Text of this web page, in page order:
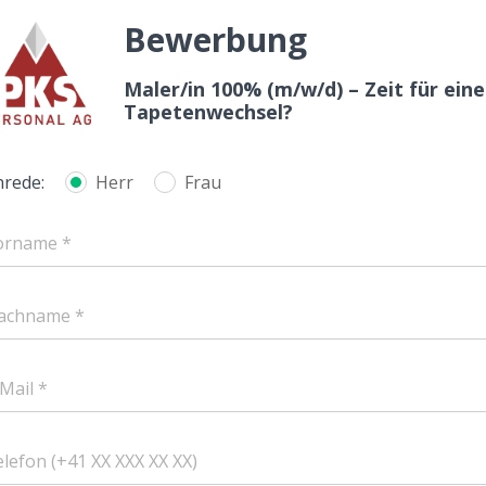
Bewerbung
Maler/in 100% (m/w/d) – Zeit für
Tapetenwechsel?
Herr Frau
*
*
*
(+41 XX XXX XX XX)